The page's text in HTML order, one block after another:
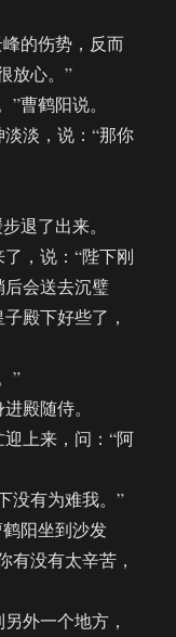
的伤势，反而
放心。”
曹鹤阳说。
淡，说：“那你
退了出来。
，说：“陛下刚
会送去沉璧
殿下好些了，
”
殿随侍。
上来，问：“阿
有为难我。”
阳坐到沙发
有没有太辛苦，
外一个地方，